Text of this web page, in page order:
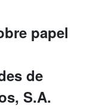
papel
de
S.A.